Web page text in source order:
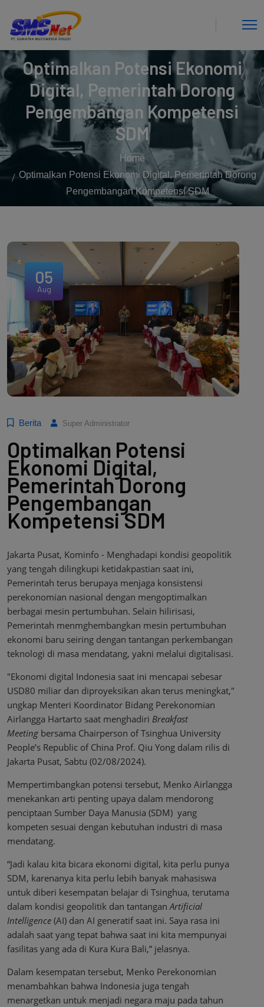
Optimalkan Potensi Ekonomi
Digital, Pemerintah Dorong
Pengembangan Kompetensi
SDM
Home
Optimalkan Potensi Ekonomi Digital, Pemerintah Dorong
Pengembangan Kompetensi SDM
05
Aug
Berita Super Administrator
Optimalkan Potensi
Ekonomi Digital,
Pemerintah Dorong
Pengembangan
Kompetensi SDM
Jakarta Pusat, Kominfo - Menghadapi kondisi geopolitik
yang tengah dilingkupi ketidakpastian saat ini,
Pemerintah terus berupaya menjaga konsistensi
perekonomian nasional dengan mengoptimalkan
berbagai mesin pertumbuhan. Selain hilirisasi,
Pemerintah menmghembangkan mesin pertumbuhan
ekonomi baru seiring dengan tantangan perkembangan
teknologi di masa mendatang, yakni melalui digitalisasi.
"Ekonomi digital Indonesia saat ini mencapai sebesar
USD80 miliar dan diproyeksikan akan terus meningkat,"
ungkap Menteri Koordinator Bidang Perekonomian
Airlangga Hartarto saat menghadiri Breakfast
Meeting bersama Chairperson of Tsinghua University
People’s Republic of China Prof. Qiu Yong dalam rilis di
Jakarta Pusat, Sabtu (02/08/2024).
Mempertimbangkan potensi tersebut, Menko Airlangga
menekankan arti penting upaya dalam mendorong
penciptaan Sumber Daya Manusia (SDM) yang
kompeten sesuai dengan kebutuhan industri di masa
mendatang.
“Jadi kalau kita bicara ekonomi digital, kita perlu punya
SDM, karenanya kita perlu lebih banyak mahasiswa
untuk diberi kesempatan belajar di Tsinghua, terutama
dalam kondisi geopolitik dan tantangan Artificial
Intelligence (AI) dan AI generatif saat ini. Saya rasa ini
adalah saat yang tepat bahwa saat ini kita mempunyai
fasilitas yang ada di Kura Kura Bali,” jelasnya.
Dalam kesempatan tersebut, Menko Perekonomian
menambahkan bahwa Indonesia juga tengah
menargetkan untuk menjadi negara maju pada tahun